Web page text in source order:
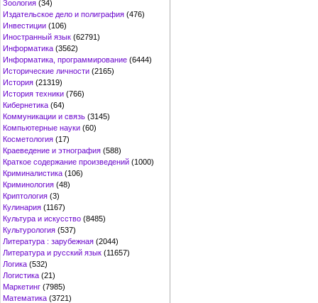
Зоология (34)
Издательское дело и полиграфия (476)
Инвестиции (106)
Иностранный язык (62791)
Информатика (3562)
Информатика, программирование (6444)
Исторические личности (2165)
История (21319)
История техники (766)
Кибернетика (64)
Коммуникации и связь (3145)
Компьютерные науки (60)
Косметология (17)
Краеведение и этнография (588)
Краткое содержание произведений (1000)
Криминалистика (106)
Криминология (48)
Криптология (3)
Кулинария (1167)
Культура и искусство (8485)
Культурология (537)
Литература : зарубежная (2044)
Литература и русский язык (11657)
Логика (532)
Логистика (21)
Маркетинг (7985)
Математика (3721)